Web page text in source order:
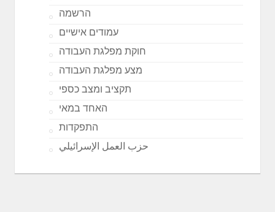
הרשמה
עמודים אישיים
חוקת מפלגת העבודה
מצע מפלגת העבודה
תקציב ומצב כספי
האחד במאי
התפקדות
حزب العمل الإسرائيلي